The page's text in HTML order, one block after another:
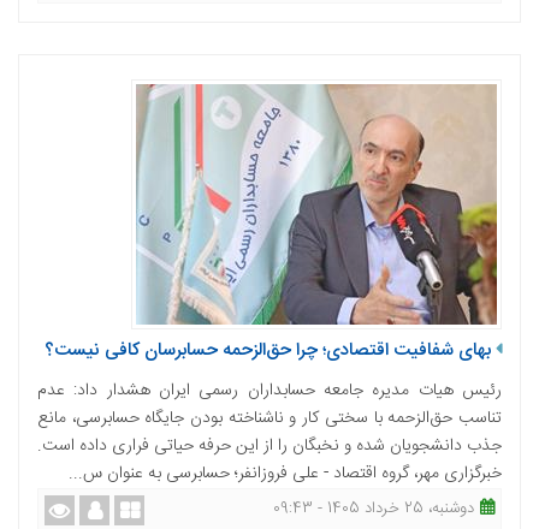
بهای شفافیت اقتصادی؛ چرا حق‌الزحمه حسابرسان کافی نیست؟
رئیس هیات مدیره جامعه حسابداران رسمی ایران هشدار داد: عدم
تناسب حق‌الزحمه با سختی کار و ناشناخته بودن جایگاه حسابرسی، مانع
جذب دانشجویان شده و نخبگان را از این حرفه حیاتی فراری داده است.
خبرگزاری مهر، گروه اقتصاد - علی فروزانفر؛ حسابرسی به عنوان س...
دوشنبه، 25 خرداد 1405 - 09:43